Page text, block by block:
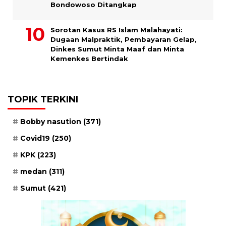
Bondowoso Ditangkap
Sorotan Kasus RS Islam Malahayati:
Dugaan Malpraktik, Pembayaran Gelap,
Dinkes Sumut Minta Maaf dan Minta
Kemenkes Bertindak
TOPIK TERKINI
Bobby nasution (371)
Covid19 (250)
KPK (223)
medan (311)
Sumut (421)